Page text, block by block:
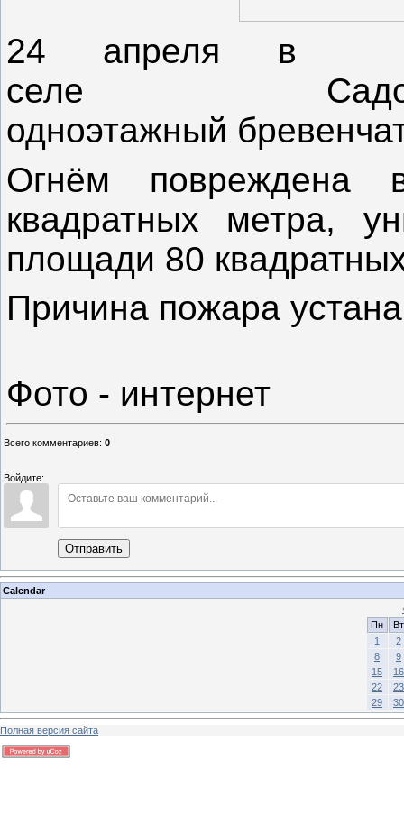
24 апреля в
селе
одноэтажный
Огнём повреждена
квадратных метра,
площади 80
Причина пожара
Фото - интернет
Всего комментариев: 0
Войдите:
Отправить
Calendar
Пн
Вт
1
2
8
9
15
16
22
23
29
30
Полная версия сайта